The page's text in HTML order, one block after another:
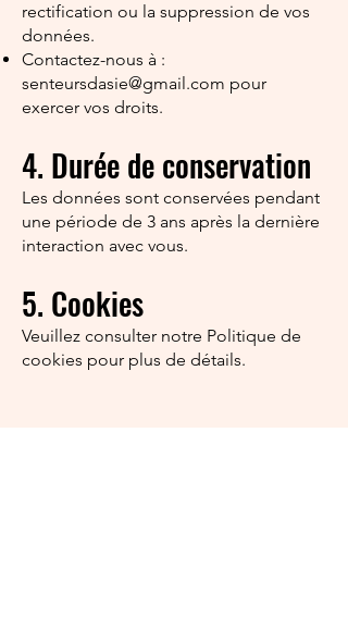
rectification ou la suppression de vos
données.
Contactez-nous à :
senteursdasie@gmail.com pour
exercer vos droits.
4. Durée de conservation
Les données sont conservées pendant
une période de 3 ans après la dernière
interaction avec vous.
5. Cookies
Veuillez consulter notre Politique de
cookies pour plus de détails.